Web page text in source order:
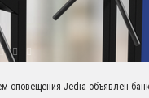
оповещения Jedia объявлен